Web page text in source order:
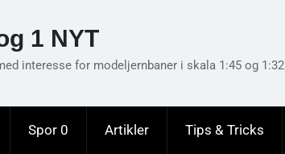
1 NYT
interesse for modeljernbaner i skala 1:45 og 1:32
Spor 0 Artikler Tips & Tricks